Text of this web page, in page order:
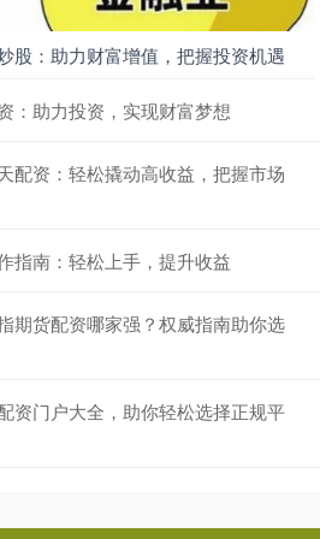
股：助力财富增值，把握投资机遇
：助力投资，实现财富梦想
配资：轻松撬动高收益，把握市场
指南：轻松上手，提升收益
期货配资哪家强？权威指南助你选
资门户大全，助你轻松选择正规平